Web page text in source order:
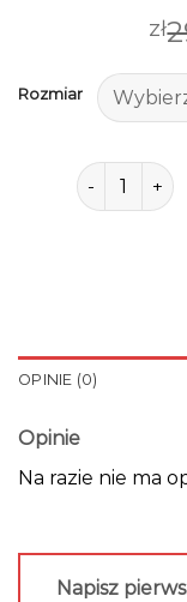
zł
Rozmiar
ilość
OPINIE (0)
Opinie
Na razie nie ma
Napisz